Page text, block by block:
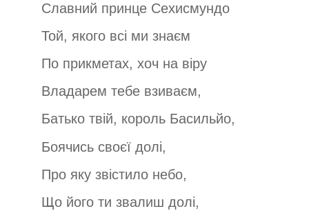
Славний принце Сехисмундо
Той, якого всі ми знаєм
По прикметах, хоч на віру
Владарем тебе взиваєм,
Батько твій, король Басильйо,
Боячись своєї долі,
Про яку звістило небо,
Що його ти звалиш долі,